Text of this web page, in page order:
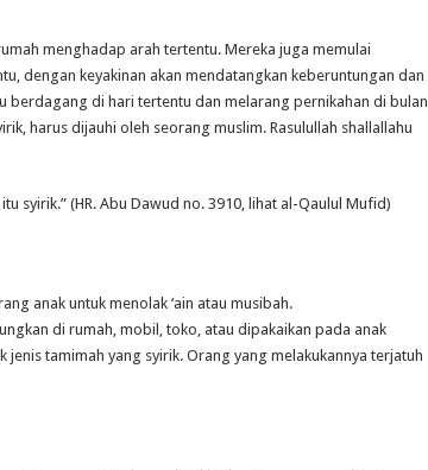
menghadap arah tertentu. Mereka juga memulai
dengan keyakinan akan mendatangkan keberuntungan dan
berdagang di hari tertentu dan melarang pernikahan di bulan
harus dijauhi oleh seorang muslim. Rasulullah shallallahu
syirik.” (HR. Abu Dawud no. 3910, lihat al-Qaulul Mufid)
anak untuk menolak ‘ain atau musibah.
di rumah, mobil, toko, atau dipakaikan pada anak
jenis tamimah yang syirik. Orang yang melakukannya terjatuh